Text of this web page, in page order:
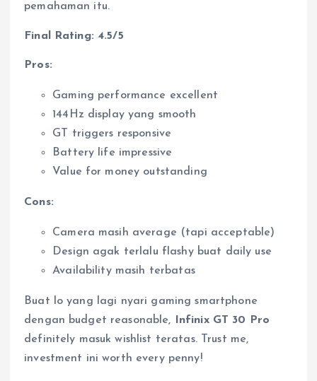
pemahaman itu.
Final Rating: 4.5/5
Pros:
Gaming performance excellent
144Hz display yang smooth
GT triggers responsive
Battery life impressive
Value for money outstanding
Cons:
Camera masih average (tapi acceptable)
Design agak terlalu flashy buat daily use
Availability masih terbatas
Buat lo yang lagi nyari gaming smartphone
dengan budget reasonable,
Infinix GT 30 Pro
definitely masuk wishlist teratas. Trust me,
investment ini worth every penny!